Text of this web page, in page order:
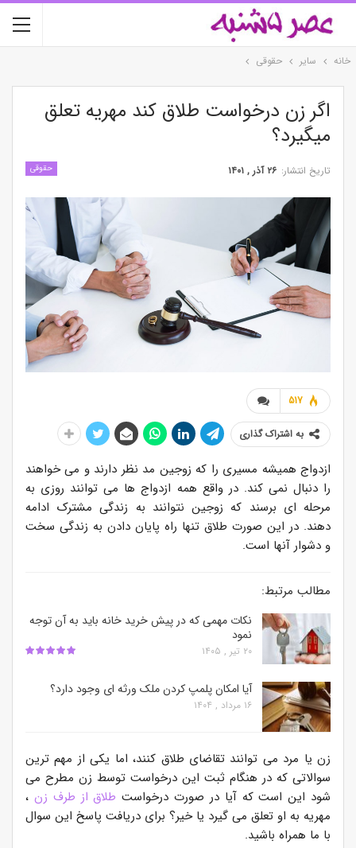
خانه سایر حقوقی
اگر زن درخواست طلاق کند مهریه تعلق
میگیرد؟
حقوقی تاریخ انتشار: ۲۶ آذر , ۱۴۰۱
517
به اشتراک گذاری
ازدواج همیشه مسیری را که زوجین مد نظر دارند و می خواهند
را دنبال نمی کند. در واقع همه ازدواج ها می توانند روزی به
مرحله ای برسند که زوجین نتوانند به زندگی مشترک ادامه
دهند. در این صورت طلاق تنها راه پایان دادن به زندگی سخت
و دشوار آنها است.
مطالب مرتبط:
نکات مهمی که در پیش خرید خانه باید به آن توجه
نمود
۲۰ تیر , ۱۴۰۵
آیا امکان پلمپ کردن ملک ورثه ای وجود دارد؟
۱۶ مرداد , ۱۴۰۴
زن یا مرد می توانند تقاضای طلاق کنند، اما یکی از مهم ترین
سوالاتی که در هنگام ثبت این درخواست توسط زن مطرح می
شود این است که آیا در صورت درخواست طلاق از طرف زن ،
مهریه به او تعلق می گیرد یا خیر؟ برای دریافت پاسخ این سوال
با ما همراه باشید.